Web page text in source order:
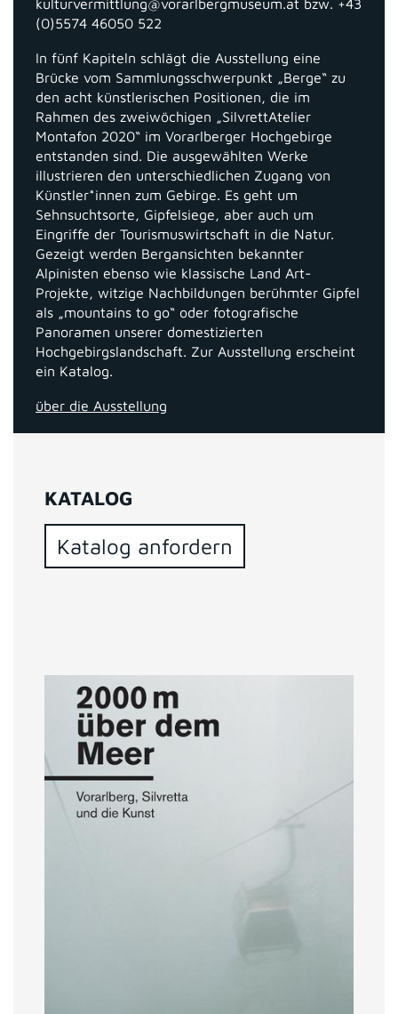
(0)5574 46050 522
In fünf Kapiteln schlägt die Ausstellung eine
Brücke vom Sammlungsschwerpunkt „Berge“ zu
den acht künstlerischen Positionen, die im
Rahmen des zweiwöchigen „SilvrettAtelier
Montafon 2020“ im Vorarlberger Hochgebirge
entstanden sind. Die ausgewählten Werke
illustrieren den unterschiedlichen Zugang von
Künstler*innen zum Gebirge. Es geht um
Sehnsuchtsorte, Gipfelsiege, aber auch um
Eingriffe der Tourismuswirtschaft in die Natur.
Gezeigt werden Bergansichten bekannter
Alpinisten ebenso wie klassische Land Art-
Projekte, witzige Nachbildungen berühmter Gipfel
als „mountains to go“ oder fotografische
Panoramen unserer domestizierten
Hochgebirgslandschaft. Zur Ausstellung erscheint
ein Katalog.
über die Ausstellung
KATALOG
Katalog anfordern